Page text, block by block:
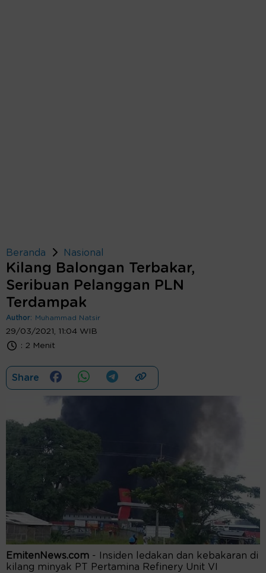
Beranda Nasional
Kilang Balongan Terbakar,
Seribuan Pelanggan PLN
Terdampak
Author: Muhammad Natsir
29/03/2021, 11:04 WIB
: 2 Menit
Share
EmitenNews.com - Insiden ledakan dan kebakaran di
kilang minyak PT Pertamina Refinery Unit VI